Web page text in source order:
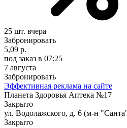
25 шт. вчера
Забронировать
5,09 р.
под заказ в 07:25
7 августа
Забронировать
Эффективная реклама на сайте
Планета Здоровья Аптека №17
Закрыто
ул. Водолажского, д. 6 (м-н
Закрыто